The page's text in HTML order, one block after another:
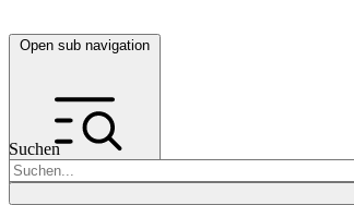
Open sub navigation
Suchen